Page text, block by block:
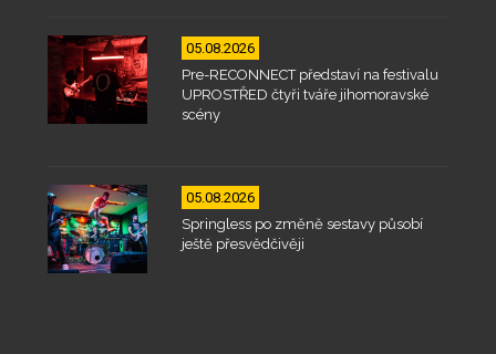
05.08.2026
Pre-RECONNECT představí na festivalu
UPROSTŘED čtyři tváře jihomoravské
scény
05.08.2026
Springless po změně sestavy působí
ještě přesvědčivěji